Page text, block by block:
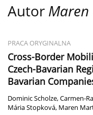
Autor
PRACA ORYGINALNA
Cross-Border
Czech-Bavarian
Bavarian
Dominic Scholze,Carmen-
Mária Stopková, Maren